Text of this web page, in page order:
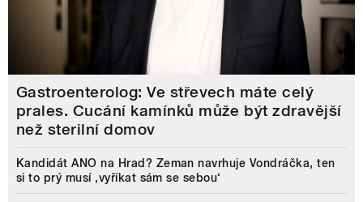
Gastroenterolog: Ve střevech máte celý
prales. Cucání kamínků může být zdravější
než sterilní domov
Kandidát ANO na Hrad? Zeman navrhuje Vondráčka, ten
si to prý musí ‚vyříkat sám se sebou‘